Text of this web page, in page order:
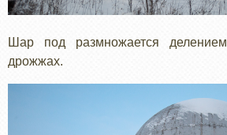
Шар под размножается
дрожжах.